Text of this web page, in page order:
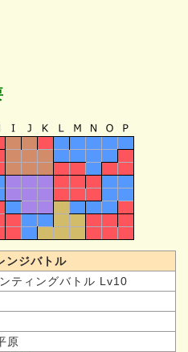
ンジバトル
ティングバトル Lv10
原